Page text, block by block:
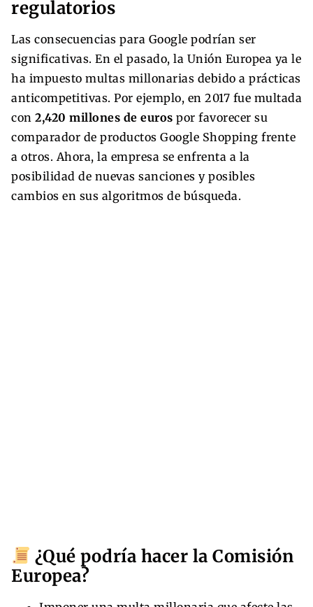
regulatorios
Las consecuencias para Google podrían ser
significativas. En el pasado, la Unión Europea ya le
ha impuesto multas millonarias debido a prácticas
anticompetitivas. Por ejemplo, en 2017 fue multada
con 2,420 millones de euros por favorecer su
comparador de productos Google Shopping frente
a otros. Ahora, la empresa se enfrenta a la
posibilidad de nuevas sanciones y posibles
cambios en sus algoritmos de búsqueda.
¿Qué podría hacer la Comisión
Europea?